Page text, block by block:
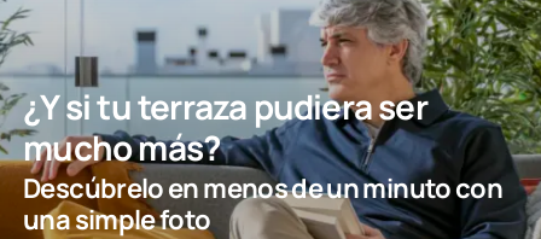
¿Y si tu terraza pudiera ser
mucho más?
Descúbrelo en menos de un minuto con
una simple foto